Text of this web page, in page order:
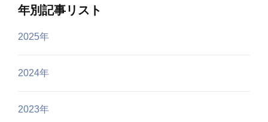
年別記事リスト
2025年
2024年
2023年